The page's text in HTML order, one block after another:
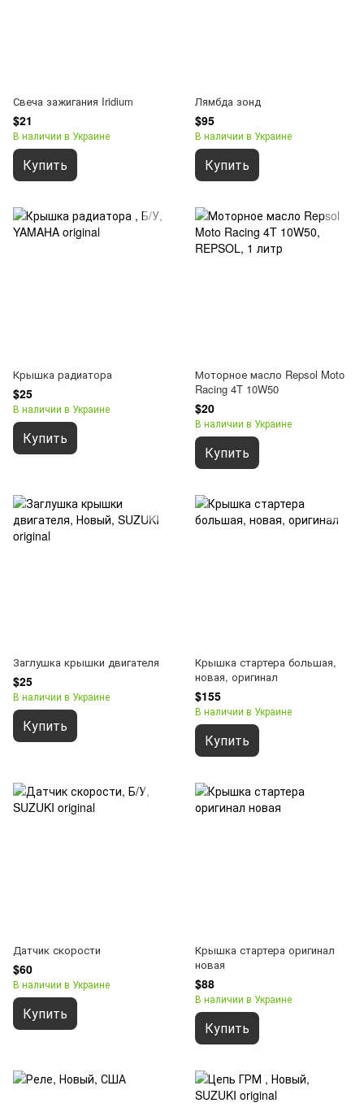
Свеча зажигания Iridium
$21
В наличии в Украине
Купить
Лямбда зонд
$95
В наличии в Украине
Купить
Крышка радиатора
$25
В наличии в Украине
Купить
Моторное масло Repsol Moto
Racing 4T 10W50
$20
В наличии в Украине
Купить
Заглушка крышки двигателя
$25
В наличии в Украине
Купить
Крышка стартера большая,
новая, оригинал
$155
В наличии в Украине
Купить
Датчик скорости
$60
В наличии в Украине
Купить
Крышка стартера оригинал
новая
$88
В наличии в Украине
Купить